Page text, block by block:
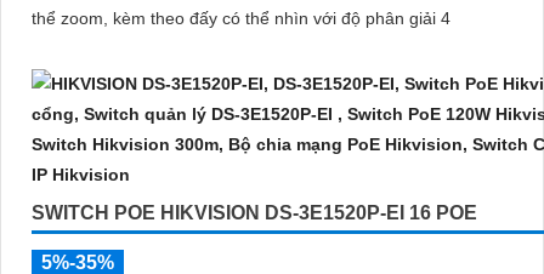
thể zoom, kèm theo đấy có thể nhìn với độ phân giải 4
SWITCH POE HIKVISION DS-3E1520P-EI 16 POE
5%-35%